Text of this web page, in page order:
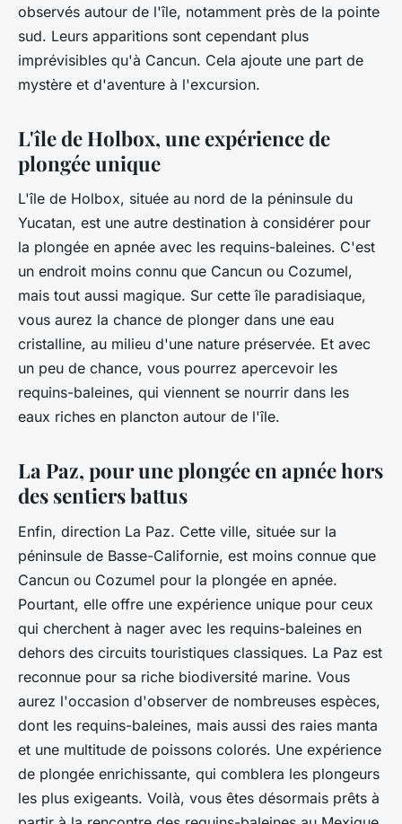
observés autour de l'île, notamment près de la pointe
sud. Leurs apparitions sont cependant plus
imprévisibles qu'à Cancun. Cela ajoute une part de
mystère et d'aventure à l'excursion.
L'île de Holbox, une expérience de
plongée unique
L'île de Holbox, située au nord de la péninsule du
Yucatan, est une autre destination à considérer pour
la plongée en apnée avec les requins-baleines. C'est
un endroit moins connu que Cancun ou Cozumel,
mais tout aussi magique. Sur cette île paradisiaque,
vous aurez la chance de plonger dans une eau
cristalline, au milieu d'une nature préservée. Et avec
un peu de chance, vous pourrez apercevoir les
requins-baleines, qui viennent se nourrir dans les
eaux riches en plancton autour de l'île.
La Paz, pour une plongée en apnée hors
des sentiers battus
Enfin, direction La Paz. Cette ville, située sur la
péninsule de Basse-Californie, est moins connue que
Cancun ou Cozumel pour la plongée en apnée.
Pourtant, elle offre une expérience unique pour ceux
qui cherchent à nager avec les requins-baleines en
dehors des circuits touristiques classiques. La Paz est
reconnue pour sa riche biodiversité marine. Vous
aurez l'occasion d'observer de nombreuses espèces,
dont les requins-baleines, mais aussi des raies manta
et une multitude de poissons colorés. Une expérience
de plongée enrichissante, qui comblera les plongeurs
les plus exigeants. Voilà, vous êtes désormais prêts à